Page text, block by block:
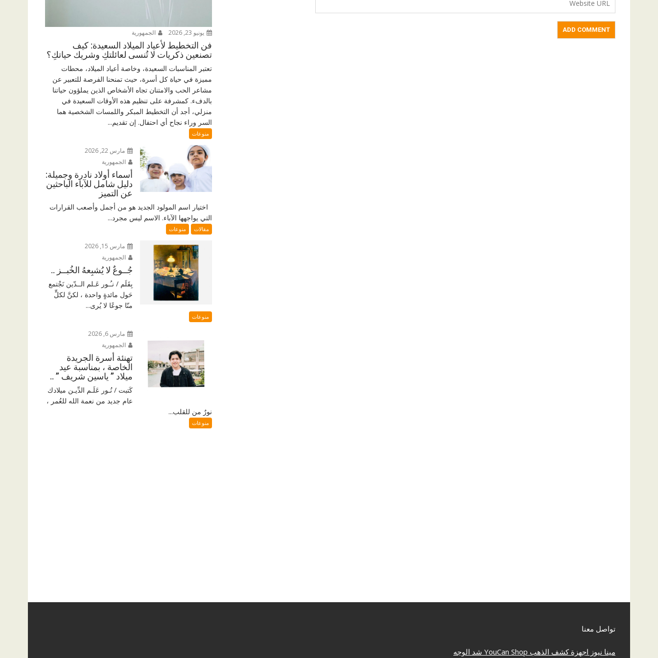
يونيو 23, 2026 الجمهورية
فن التخطيط لأعياد الميلاد السعيدة: كيف
تصنعين ذكريات لا تُنسى لعائلتكِ وشريك حياتكِ؟
تعتبر المناسبات السعيدة، وخاصة أعياد الميلاد، محطات
مميزة في حياة كل أسرة، حيث تمنحنا الفرصة للتعبير عن
مشاعر الحب والامتنان تجاه الأشخاص الذين يملؤون حياتنا
بالدفء. كمشرفة على تنظيم هذه الأوقات السعيدة في
منزلي، أجد أن التخطيط المبكر واللمسات الشخصية هما
السر وراء نجاح أي احتفال. إن تقديم...
منوعات
مارس 22, 2026
الجمهورية
أسماء أولاد نادرة وجميلة:
دليل شامل للآباء الباحثين
عن التميز
اختيار اسم المولود الجديد هو من أجمل وأصعب القرارات
التي يواجهها الآباء. الاسم ليس مجرد...
مقالات منوعات
مارس 15, 2026
الجمهورية
جُــوعٌ لا يُشبِعهُ الخُبــز ..
بِقَلَم / نـُـور عَـلم الــدّين نَجْتمع
حَول مائدةٍ واحدة ، لكنَّ لكلٍّ
منّا جوعًا لا يُرى...
منوعات
مارس 6, 2026
الجمهورية
تهنئة أسرة الجريدة
الخاصة ، بمناسبة عيد
ميلاد ” ياسين شريف ” ..
كَتبت / نُـور عَلَـم الدِّيـن ميلادك
عام جديد من نعمة الله للعُمر ،
نورٌ من للقلب...
منوعات
تواصل معنا
مينا نيوز اجهزة كشف الذهب YouCan Shop شد الوجه